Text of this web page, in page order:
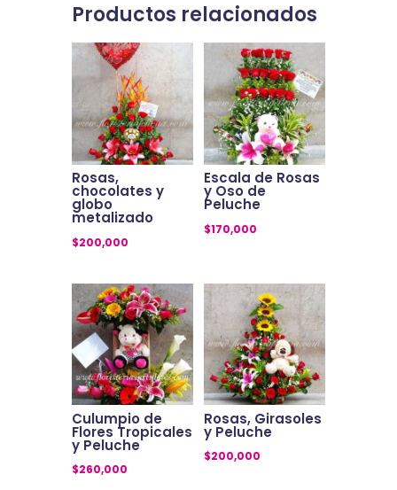
Productos relacionados
Rosas,
chocolates y
globo
metalizado
$200,000
Escala de Rosas
y Oso de
Peluche
$170,000
Culumpio de
Flores Tropicales
y Peluche
$260,000
Rosas, Girasoles
y Peluche
$200,000